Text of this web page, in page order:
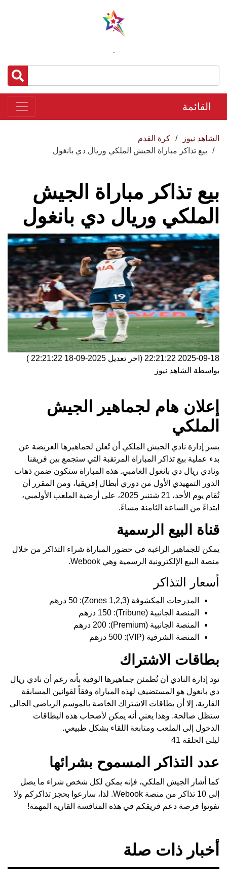
-
القائمة
الشاهد نيوز
كرة القدم
بيع تذاكر مباراة الجيش الملكي وريال دي بانغول
بيع تذاكر مباراة الجيش
الملكي وريال دي بانغول
2025-09-18 22:21:22 (اخر تعديل 2025-09-18 22:21:22
)
بواسطة الشاهد نيوز
إعلان هام لجماهير الجيش
الملكي
يسر إدارة نادي الجيش الملكي أن تُعلن لجماهيرها العريضة عن
بدء عملية بيع تذاكر المباراة المرتقبة التي ستجمع بين فريقنا
ونادي ريال دي بانغول الغامبي. هذه المباراة ستكون ضمن ذهاب
الدور التمهيدي الأول من دوري أبطال إفريقيا، ومن المقرر أن
تُقام يوم الأحد، 21 شتنبر 2025، على أرضية الملعب الأولمبي،
ابتداءً من الساعة الثامنة مساءً.
قناة البيع الرسمية
يمكن للجماهير الراغبة في حضور المباراة شراء التذاكر من خلال
منصة البيع الإلكترونية الرسمية وهي Webook
.
أسعار التذاكر
المدرجات المكشوفة (Zones 1,2,3): 50 درهم
المنصة الجانبية (Tribune): 150 درهم
المنصة الجانبية (Premium): 200 درهم
المنصة الشرفية (VIP): 500 درهم
بطاقات الاشتراك
تود إدارة النادي أن تُطمئن جماهيرها الوفية بأنه رغم أن نادي ريال
دي بانغول هو المستضيف لهذه المباراة وفقاً لقوانين المسابقة
القارية، إلا أن بطاقات الاشتراك الخاصة بالموسم الرياضي الحالي
ستظل صالحة. وهذا يعني أنه يمكن لأصحاب هذه البطاقات
الدخول إلى الملعب ومتابعة اللقاء بشكل طبيعي.
ليلى الحلقة 41
عدد التذاكر المسموح بشرائها
كما أشار الجيش الملكي، فإنه يمكن لكل شخص شراء ما يصل
إلى 10 تذاكر من منصة Webook. لذا، سارعوا بحجز تذاكركم ولا
تفوتوا فرصة دعم فريقكم في هذه المنافسة القارية المهمة!
أخبار ذات صلة